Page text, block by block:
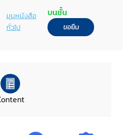
Thailand
มุมหนังสือ
ทั่วไป
บนชั้น
ขอยืม